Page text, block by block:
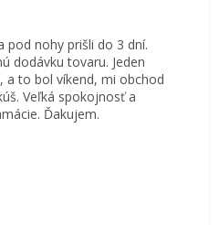
je 5 z 5 hviezdičiek.
pod nohy prišli do 3 dní.
dodávku tovaru. Jeden
a to bol víkend, mi obchod
Veľká spokojnosť a
Ďakujem.
je 5 z 5 hviezdičiek.